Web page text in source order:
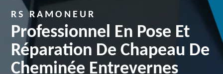
RS RAMONEUR
Professionnel En Pose Et
Réparation De Chapeau De
Cheminée Entrevernes